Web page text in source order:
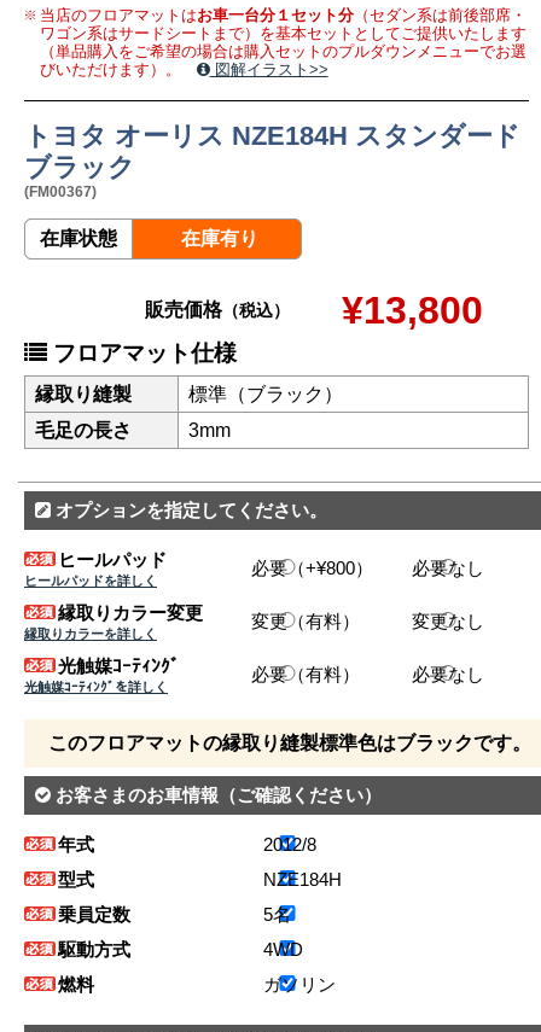
当店のフロアマットはお車一台分１セット分（セダン系は前後部席・
ワゴン系はサードシートまで）を基本セットとしてご提供いたします
（単品購入をご希望の場合は購入セットのプルダウンメニューでお選
びいただけます）。
図解イラスト>>
トヨタ オーリス NZE184H スタンダード
ブラック
(FM00367)
在庫状態 在庫有り
販売価格（税込） ¥13,800
フロアマット仕様
縁取り縫製
標準（ブラック）
毛足の長さ
3mm
オプションを指定してください。
ヒールパッド
ヒールパッドを詳しく
必要（+¥800） 必要なし
縁取りカラー変更
縁取りカラーを詳しく
変更（有料） 変更なし
光触媒ｺｰﾃｨﾝｸﾞ
光触媒ｺｰﾃｨﾝｸﾞを詳しく
必要（有料） 必要なし
このフロアマットの縁取り縫製標準色はブラックです。
お客さまのお車情報 （ご確認ください）
年式
2012/8
型式
NZE184H
乗員定数
5名
駆動方式
4WD
燃料
ガソリン